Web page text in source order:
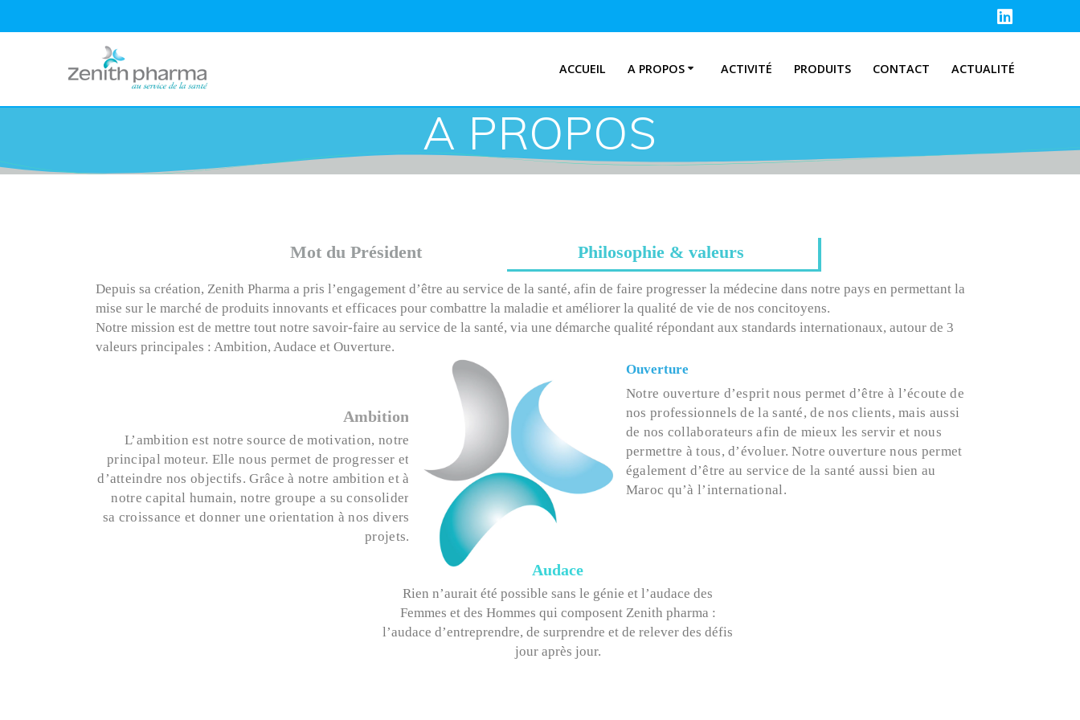
ACCUEIL A PROPOS ACTIVITÉ PRODUITS CONTACT ACTUALITÉ
A PROPOS
Mot du Président Philosophie & valeurs
Depuis sa création, Zenith Pharma a pris l’engagement d’être au service de la santé, afin de faire progresser la médecine dans notre pays en permettant la
mise sur le marché de produits innovants et efficaces pour combattre la maladie et améliorer la qualité de vie de nos concitoyens.
Notre mission est de mettre tout notre savoir-faire au service de la santé, via une démarche qualité répondant aux standards internationaux, autour de 3
valeurs principales : Ambition, Audace et Ouverture.
Ambition
L’ambition est notre source de motivation, notre
principal moteur. Elle nous permet de progresser et
d’atteindre nos objectifs. Grâce à notre ambition et à
notre capital humain, notre groupe a su consolider
sa croissance et donner une orientation à nos divers
projets.
Ouverture
Notre ouverture d’esprit nous permet d’être à l’écoute de
nos professionnels de la santé, de nos clients, mais aussi
de nos collaborateurs afin de mieux les servir et nous
permettre à tous, d’évoluer. Notre ouverture nous permet
également d’être au service de la santé aussi bien au
Maroc qu’à l’international.
Audace
Rien n’aurait été possible sans le génie et l’audace des
Femmes et des Hommes qui composent Zenith pharma :
l’audace d’entreprendre, de surprendre et de relever des défis
jour après jour.